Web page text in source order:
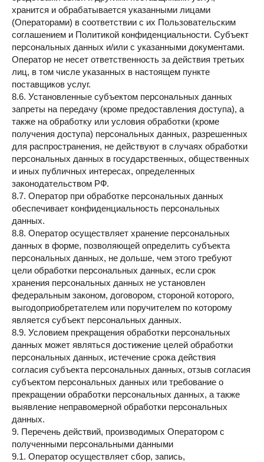
хранится и обрабатывается указанными лицами
(Операторами) в соответствии с их Пользовательским
соглашением и Политикой конфиденциальности. Субъект
персональных данных и/или с указанными документами.
Оператор не несет ответственность за действия третьих
лиц, в том числе указанных в настоящем пункте
поставщиков услуг.
8.6. Установленные субъектом персональных данных
запреты на передачу (кроме предоставления доступа), а
также на обработку или условия обработки (кроме
получения доступа) персональных данных, разрешенных
для распространения, не действуют в случаях обработки
персональных данных в государственных, общественных
и иных публичных интересах, определенных
законодательством РФ.
8.7. Оператор при обработке персональных данных
обеспечивает конфиденциальность персональных
данных.
8.8. Оператор осуществляет хранение персональных
данных в форме, позволяющей определить субъекта
персональных данных, не дольше, чем этого требуют
цели обработки персональных данных, если срок
хранения персональных данных не установлен
федеральным законом, договором, стороной которого,
выгодоприобретателем или поручителем по которому
является субъект персональных данных.
8.9. Условием прекращения обработки персональных
данных может являться достижение целей обработки
персональных данных, истечение срока действия
согласия субъекта персональных данных, отзыв согласия
субъектом персональных данных или требование о
прекращении обработки персональных данных, а также
выявление неправомерной обработки персональных
данных.
9. Перечень действий, производимых Оператором с
полученными персональными данными
9.1. Оператор осуществляет сбор, запись,